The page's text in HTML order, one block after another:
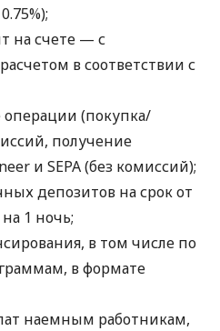
на счете — с
в соответствии с
(покупка/
получение
и SEPA (без комиссий);
депозитов на срок от
1 ночь;
в том числе по
в формате
наемным работникам,